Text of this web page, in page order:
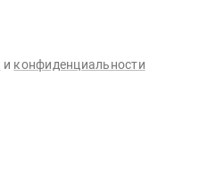
и конфиденциальности